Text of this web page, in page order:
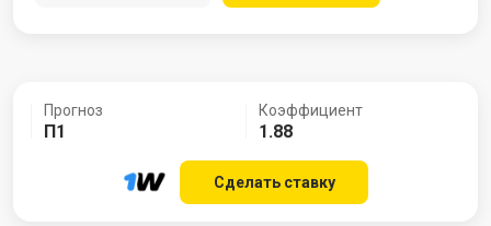
Прогноз
П1
Коэффициент
1.88
Сделать ставку